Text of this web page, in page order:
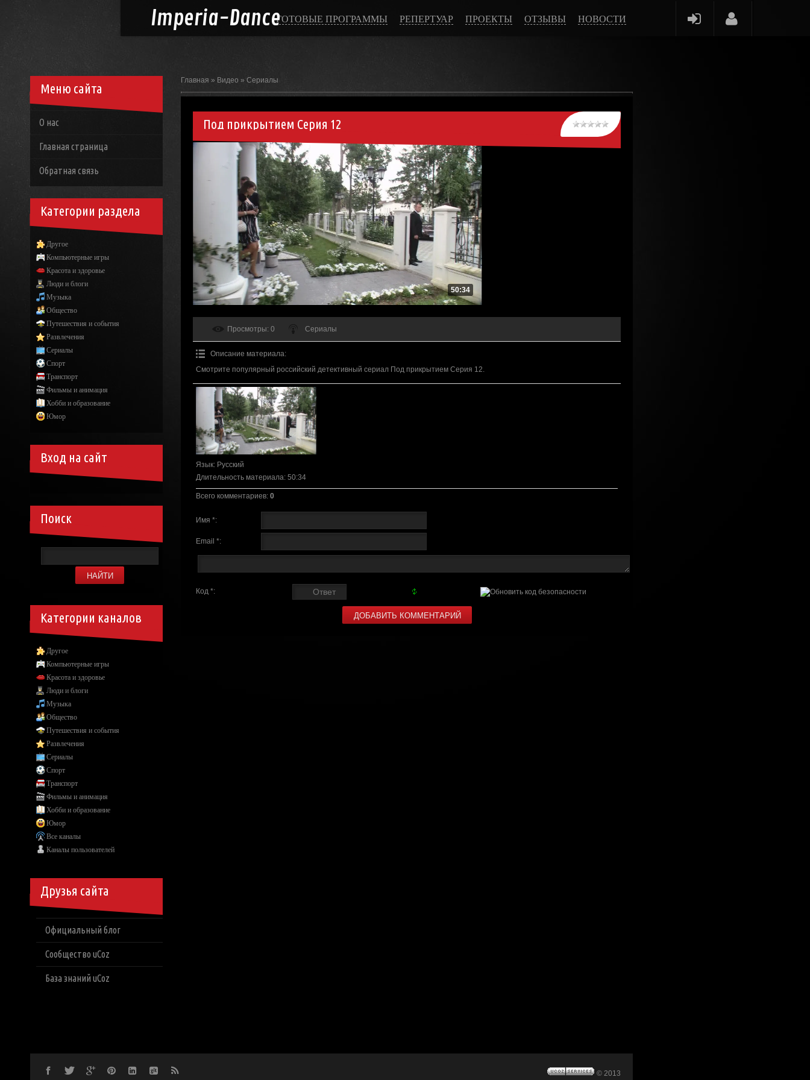
Imperia-DanceГОТОВЫЕ ПРОГРАММЫ РЕПЕРТУАР ПРОЕКТЫ ОТЗЫВЫ НОВОСТИ
Главная » Видео » Сериалы
Под прикрытием Серия 12
50:34
Просмотры: 0 Сериалы
Описание материала:
Смотрите популярный российский детективный сериал Под прикрытием Серия 12.
Язык: Русский
Длительность материала: 50:34
Всего комментариев: 0
Имя *:
Email *:
Код *:
Меню сайта
О нас
Главная страница
Обратная связь
Категории раздела
Другое
Компьютерные игры
Красота и здоровье
Люди и блоги
Музыка
Общество
Путешествия и события
Развлечения
Сериалы
Спорт
Транспорт
Фильмы и анимация
Хобби и образование
Юмор
Вход на сайт
Поиск
Категории каналов
Другое
Компьютерные игры
Красота и здоровье
Люди и блоги
Музыка
Общество
Путешествия и события
Развлечения
Сериалы
Спорт
Транспорт
Фильмы и анимация
Хобби и образование
Юмор
Все каналы
Каналы пользователей
Друзья сайта
Официальный блог
Сообщество uCoz
База знаний uCoz
© 2013